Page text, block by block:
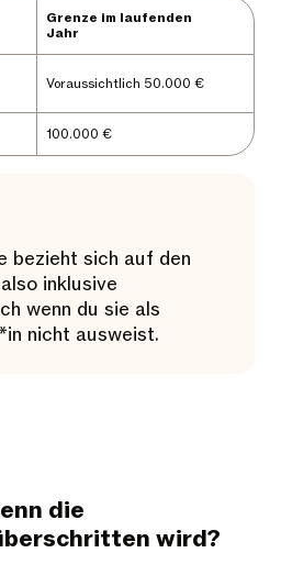
Grenze im laufenden
Jahr
Voraussichtlich 50.000 €
100.000 €
bezieht sich auf den
inklusive
wenn du sie als
nicht ausweist.
die
wird?